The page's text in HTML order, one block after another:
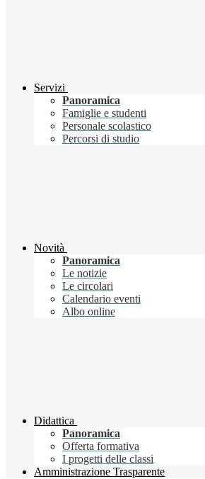
Servizi
Panoramica
Famiglie e studenti
Personale scolastico
Percorsi di studio
Novità
Panoramica
Le notizie
Le circolari
Calendario eventi
Albo online
Didattica
Panoramica
Offerta formativa
I progetti delle classi
Amministrazione Trasparente